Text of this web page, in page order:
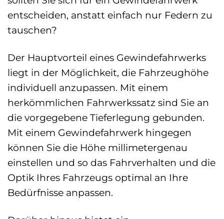
entscheiden, anstatt einfach nur Federn zu
tauschen?
Der Hauptvorteil eines Gewindefahrwerks
liegt in der Möglichkeit, die Fahrzeughöhe
individuell anzupassen. Mit einem
herkömmlichen Fahrwerkssatz sind Sie an
die vorgegebene Tieferlegung gebunden.
Mit einem Gewindefahrwerk hingegen
können Sie die Höhe millimetergenau
einstellen und so das Fahrverhalten und die
Optik Ihres Fahrzeugs optimal an Ihre
Bedürfnisse anpassen.